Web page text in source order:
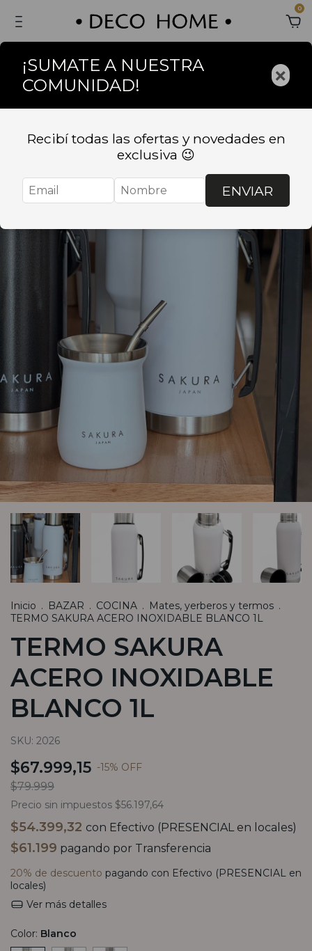
0
Inicio . BAZAR . COCINA . Mates, yerberos y termos .
TERMO SAKURA ACERO INOXIDABLE BLANCO 1L
TERMO SAKURA
ACERO INOXIDABLE
BLANCO 1L
SKU: 2026
$67.999,15 -15% OFF
$79.999
Precio sin impuestos $56.197,64
$54.399,32 con Efectivo (PRESENCIAL en locales)
$61.199 pagando por Transferencia
20% de descuento pagando con Efectivo (PRESENCIAL en
locales)
Ver más detalles
Color: Blanco
¡SUMATE A NUESTRA
COMUNIDAD!
×
Recibí todas las ofertas y novedades en
exclusiva 😉
ENVIAR